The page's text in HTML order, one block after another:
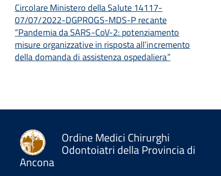
Circolare Ministero della Salute 14117-
07/07/2022-DGPROGS-MDS-P recante
“Pandemia da SARS-CoV-2: potenziamento
misure organizzative in risposta all’incremento
della domanda di assistenza ospedaliera”
Ordine Medici Chirurghi
Odontoiatri della Provincia di
Ancona